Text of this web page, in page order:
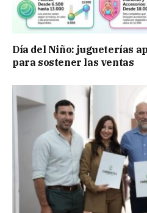
Día del Niño: jugueterías
para sostener las ventas